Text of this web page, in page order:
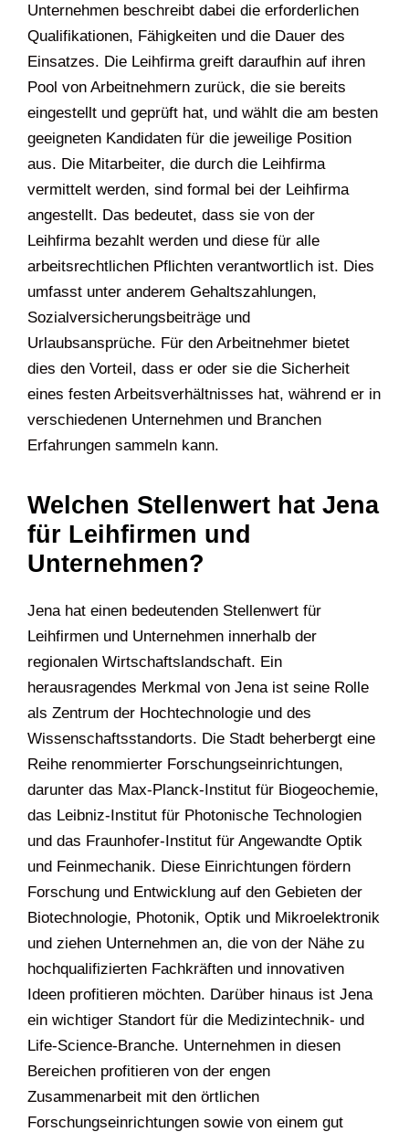
Unternehmen beschreibt dabei die erforderlichen
Qualifikationen, Fähigkeiten und die Dauer des
Einsatzes. Die Leihfirma greift daraufhin auf ihren
Pool von Arbeitnehmern zurück, die sie bereits
eingestellt und geprüft hat, und wählt die am besten
geeigneten Kandidaten für die jeweilige Position
aus. Die Mitarbeiter, die durch die Leihfirma
vermittelt werden, sind formal bei der Leihfirma
angestellt. Das bedeutet, dass sie von der
Leihfirma bezahlt werden und diese für alle
arbeitsrechtlichen Pflichten verantwortlich ist. Dies
umfasst unter anderem Gehaltszahlungen,
Sozialversicherungsbeiträge und
Urlaubsansprüche. Für den Arbeitnehmer bietet
dies den Vorteil, dass er oder sie die Sicherheit
eines festen Arbeitsverhältnisses hat, während er in
verschiedenen Unternehmen und Branchen
Erfahrungen sammeln kann.
Welchen Stellenwert hat Jena
für Leihfirmen und
Unternehmen?
Jena hat einen bedeutenden Stellenwert für
Leihfirmen und Unternehmen innerhalb der
regionalen Wirtschaftslandschaft. Ein
herausragendes Merkmal von Jena ist seine Rolle
als Zentrum der Hochtechnologie und des
Wissenschaftsstandorts. Die Stadt beherbergt eine
Reihe renommierter Forschungseinrichtungen,
darunter das Max-Planck-Institut für Biogeochemie,
das Leibniz-Institut für Photonische Technologien
und das Fraunhofer-Institut für Angewandte Optik
und Feinmechanik. Diese Einrichtungen fördern
Forschung und Entwicklung auf den Gebieten der
Biotechnologie, Photonik, Optik und Mikroelektronik
und ziehen Unternehmen an, die von der Nähe zu
hochqualifizierten Fachkräften und innovativen
Ideen profitieren möchten. Darüber hinaus ist Jena
ein wichtiger Standort für die Medizintechnik- und
Life-Science-Branche. Unternehmen in diesen
Bereichen profitieren von der engen
Zusammenarbeit mit den örtlichen
Forschungseinrichtungen sowie von einem gut